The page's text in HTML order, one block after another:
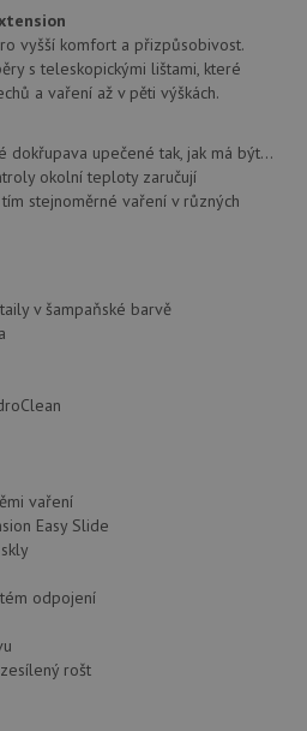
vyšší komfort a přizpůsobivost.
s teleskopickými lištami, které
a vaření až v pěti výškách.
dokřupava upečené tak, jak má být...
okolní teploty zaručují
stejnoměrné vaření v různých
v šampaňské barvě
vaření
Easy Slide
odpojení
rošt